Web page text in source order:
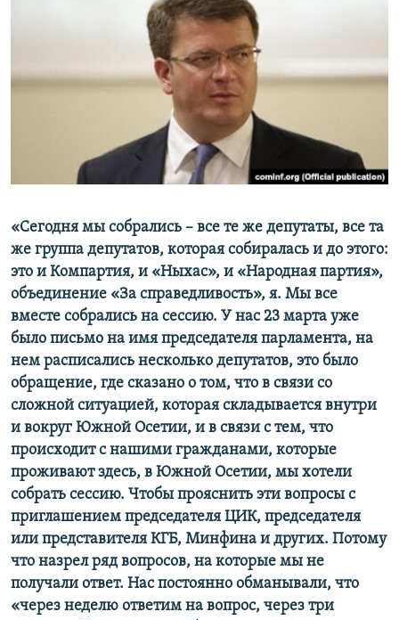
«Сегодня мы собрались – все те же депутаты, все та
же группа депутатов, которая собиралась и до этого:
это и Компартия, и «Ныхас», и «Народная партия»,
объединение «За справедливость», я. Мы все
вместе собрались на сессию. У нас 23 марта уже
было письмо на имя председателя парламента, на
нем расписались несколько депутатов, это было
обращение, где сказано о том, что в связи со
сложной ситуацией, которая складывается внутри
и вокруг Южной Осетии, и в связи с тем, что
происходит с нашими гражданами, которые
проживают здесь, в Южной Осетии, мы хотели
собрать сессию. Чтобы прояснить эти вопросы с
приглашением председателя ЦИК, председателя
или представителя КГБ, Минфина и других. Потому
что назрел ряд вопросов, на которые мы не
получали ответ. Нас постоянно обманывали, что
«через неделю ответим на вопрос, через три